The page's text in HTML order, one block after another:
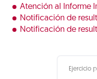
Atención al Informe
Notificación de
Notificación de
Ejercicio